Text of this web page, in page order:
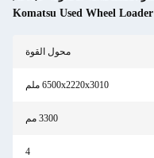
Komatsu Used Wheel Loader
محول القوة
6500x2220x3010 ملم
3300 مم
4